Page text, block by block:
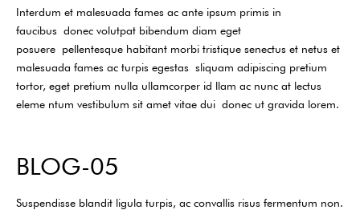
Interdum et malesuada fames ac ante ipsum primis in
faucibus donec volutpat bibendum diam eget
posuere pellentesque habitant morbi tristique senectus et netus et
malesuada fames ac turpis egestas sliquam adipiscing pretium
tortor, eget pretium nulla ullamcorper id llam ac nunc at lectus
eleme ntum vestibulum sit amet vitae dui donec ut gravida lorem.
BLOG-05
Suspendisse blandit ligula turpis, ac convallis risus fermentum non.